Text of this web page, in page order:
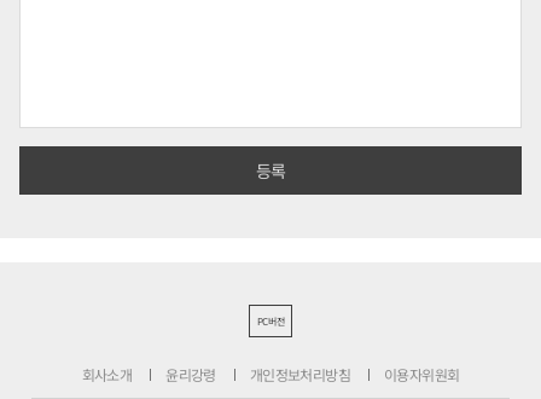
PC버전
회사소개 윤리강령 개인정보처리방침 이용자위원회